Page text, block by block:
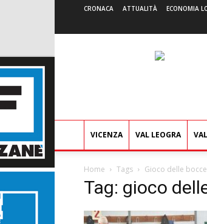
CRONACA ATTUALITÀ ECONOMIA
VICENZA VAL LEOGRA
Home Tags Gioco delle bocce
Tag: gioco